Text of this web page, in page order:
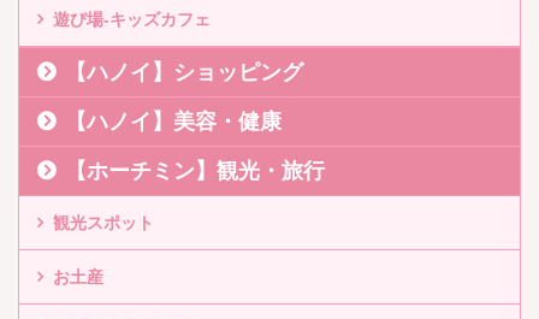
遊び場-キッズカフェ
【ハノイ】ショッピング
【ハノイ】美容・健康
【ホーチミン】観光・旅行
観光スポット
お土産